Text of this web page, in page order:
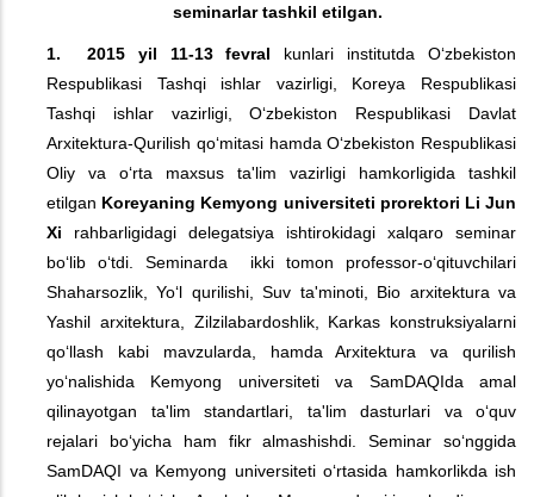
seminarlar tashkil etilgan.
1. 2015 yil 11-13 fevral kunlari institutda O‘zbekiston
Respublikasi Tashqi ishlar vazirligi, Koreya Respublikasi
Tashqi ishlar vazirligi, O‘zbekiston Respublikasi Davlat
Arxitektura-Qurilish qo‘mitasi hamda O‘zbekiston Respublikasi
Oliy va o‘rta maxsus ta'lim vazirligi hamkorligida tashkil
etilgan Koreyaning Kemyong universiteti prorektori Li Jun
Xi rahbarligidagi delegatsiya ishtirokidagi xalqaro seminar
bo‘lib o‘tdi. Seminarda ikki tomon professor-o‘qituvchilari
Shaharsozlik, Yo‘l qurilishi, Suv ta'minoti, Bio arxitektura va
Yashil arxitektura, Zilzilabardoshlik, Karkas konstruksiyalarni
qo‘llash kabi mavzularda, hamda Arxitektura va qurilish
yo‘nalishida Kemyong universiteti va SamDAQIda amal
qilinayotgan ta'lim standartlari, ta'lim dasturlari va o‘quv
rejalari bo‘yicha ham fikr almashishdi. Seminar so‘nggida
SamDAQI va Kemyong universiteti o‘rtasida hamkorlikda ish